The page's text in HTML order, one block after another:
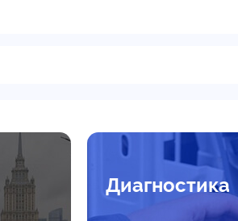
Диагностика